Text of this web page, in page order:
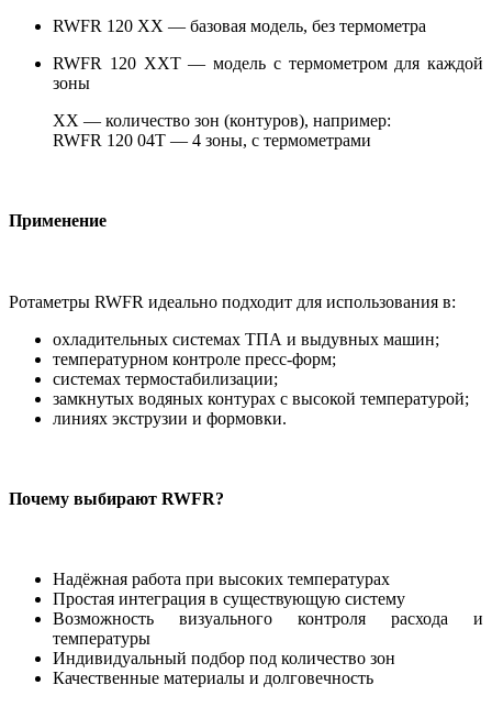
RWFR 120 XX — базовая модель, без термометра
RWFR 120 XXT — модель с термометром для каждой
зоны
XX — количество зон (контуров), например:
RWFR 120 04T — 4 зоны, с термометрами
Применение
Ротаметры RWFR идеально подходит для использования в:
охладительных системах ТПА и выдувных машин;
температурном контроле пресс-форм;
системах термостабилизации;
замкнутых водяных контурах с высокой температурой;
линиях экструзии и формовки.
Почему выбирают RWFR?
Надёжная работа при высоких температурах
Простая интеграция в существующую систему
Возможность визуального контроля расхода и
температуры
Индивидуальный подбор под количество зон
Качественные материалы и долговечность